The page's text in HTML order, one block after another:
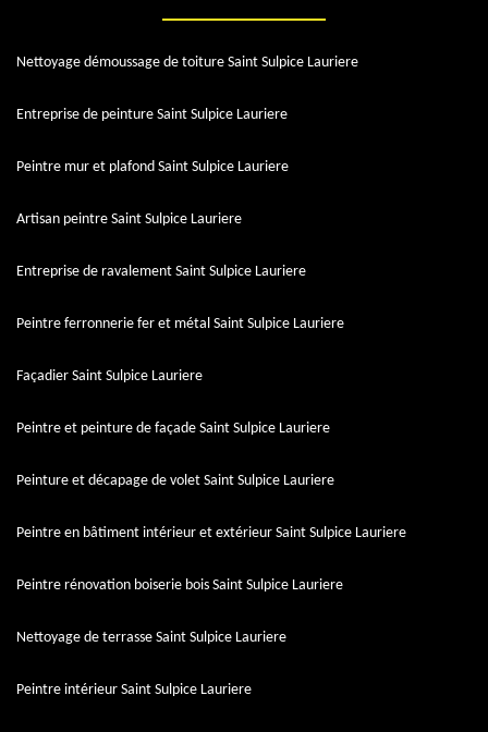
Nettoyage démoussage de toiture Saint Sulpice Lauriere
Entreprise de peinture Saint Sulpice Lauriere
Peintre mur et plafond Saint Sulpice Lauriere
Artisan peintre Saint Sulpice Lauriere
Entreprise de ravalement Saint Sulpice Lauriere
Peintre ferronnerie fer et métal Saint Sulpice Lauriere
Façadier Saint Sulpice Lauriere
Peintre et peinture de façade Saint Sulpice Lauriere
Peinture et décapage de volet Saint Sulpice Lauriere
Peintre en bâtiment intérieur et extérieur Saint Sulpice Lauriere
Peintre rénovation boiserie bois Saint Sulpice Lauriere
Nettoyage de terrasse Saint Sulpice Lauriere
Peintre intérieur Saint Sulpice Lauriere